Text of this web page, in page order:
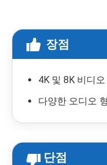
장점
4K 및 8K 비디
다양한 오디오
단점